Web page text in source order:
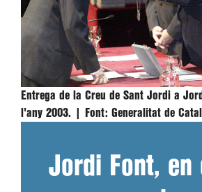
Entrega de la Creu de Sant Jordi a
l'any 2003. |
Font: Generalitat de
Jordi Font, en